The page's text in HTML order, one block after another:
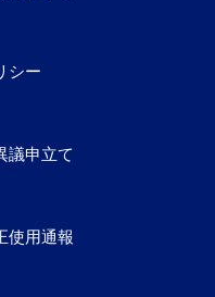
シー
議申立て
使用通報